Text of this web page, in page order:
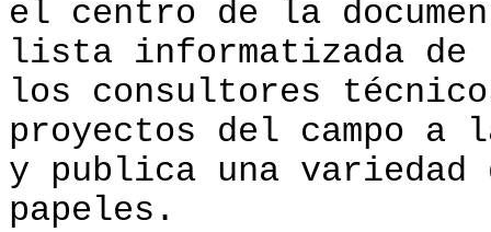
el centro de la
lista informatizada de
los consultores
proyectos del campo a
y publica una variedad
papeles.